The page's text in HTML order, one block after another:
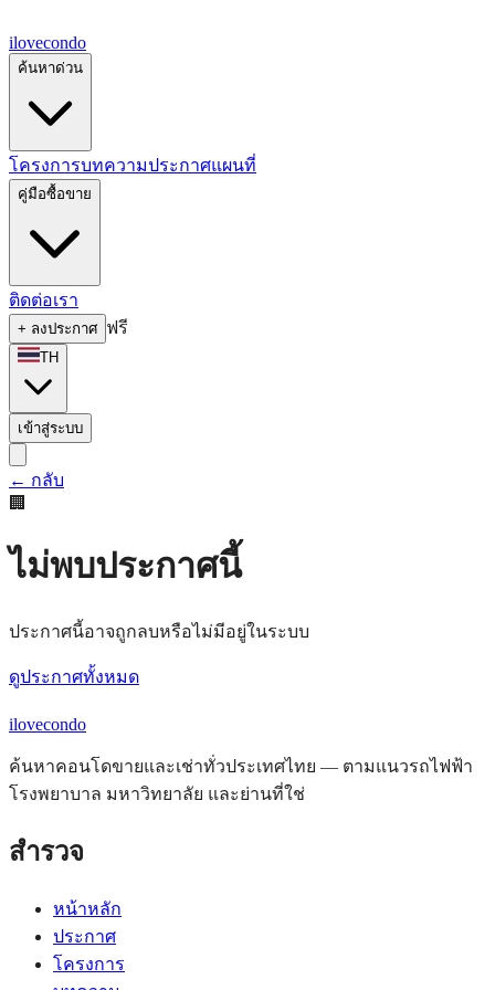
ilovecondo
ค้นหาด่วน
โครงการบทความประกาศแผนที่
คู่มือซื้อขาย
ติดต่อเรา
+ ลงประกาศ ฟรี
TH
เข้าสู่ระบบ
← กลับ
🏢
ไม่พบประกาศนี้
ประกาศนี้อาจถูกลบหรือไม่มีอยู่ในระบบ
ดูประกาศทั้งหมด
ilovecondo
ค้นหาคอนโดขายและเช่าทั่วประเทศไทย — ตามแนวรถไฟฟ้า
โรงพยาบาล มหาวิทยาลัย และย่านที่ใช่
สำรวจ
หน้าหลัก
ประกาศ
โครงการ